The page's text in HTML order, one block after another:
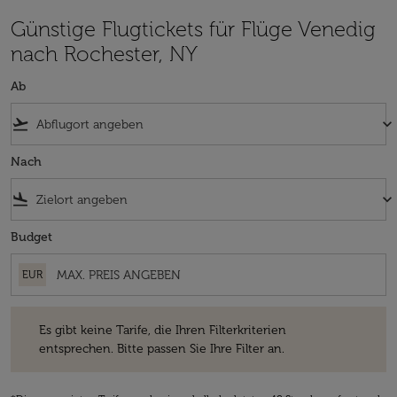
Günstige Flugtickets für Flüge Venedig
nach Rochester, NY
Ab
flight_takeoff keyboard_arrow_down
Nach
flight_land keyboard_arrow_down
Budget
EUR
Es gibt keine Tarife, die Ihren Filterkriterien
entsprechen. Bitte passen Sie Ihre Filter an.